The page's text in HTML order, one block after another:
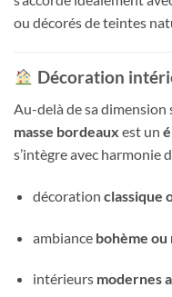
ou décorés de teintes
Décoration
Au-delà de sa dimension
masse bordeaux est un
s’intègre avec harmonie
décoration classique
ambiance bohème
intérieurs modernes